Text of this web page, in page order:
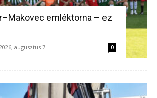
emléktorna – ez
augusztus 7. 0